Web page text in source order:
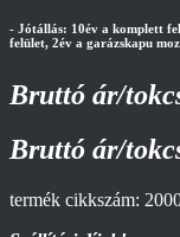
- Jótállás: 10év a komplett
felület, 2év a garázskapu
Bruttó ár/
Bruttó ár/
termék cikkszám: